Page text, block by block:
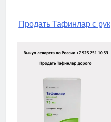
Продать Тафинлар с рук